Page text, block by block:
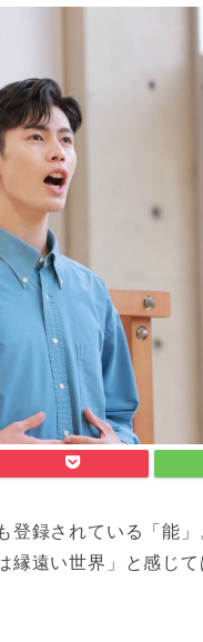
登録されている「能
縁遠い世界」と感じて